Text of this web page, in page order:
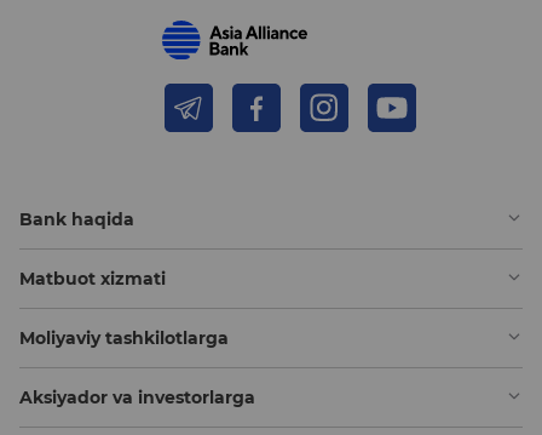
Bank haqida
Matbuot xizmati
Moliyaviy tashkilotlarga
Aksiyador va investorlarga